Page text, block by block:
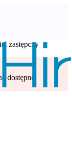
zastępczy
dostępne